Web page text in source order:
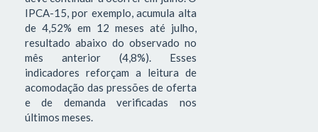
IPCA-15, por exemplo, acumula alta
de 4,52% em 12 meses até julho,
resultado abaixo do observado no
mês anterior (4,8%). Esses
indicadores reforçam a leitura de
acomodação das pressões de oferta
e de demanda verificadas nos
últimos meses.